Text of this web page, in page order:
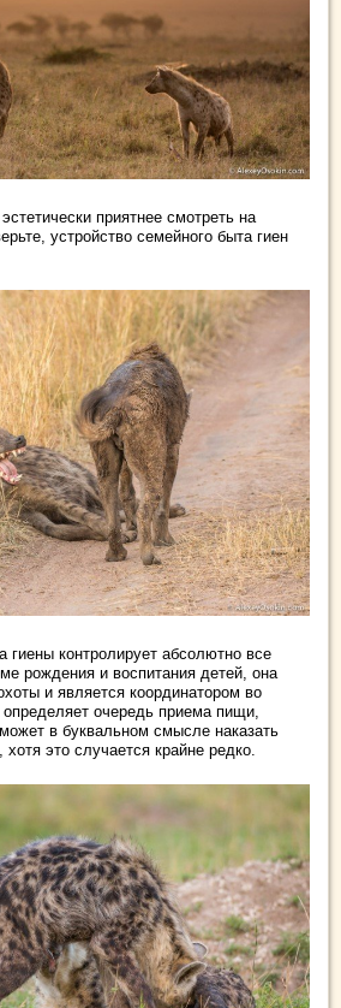
приятнее смотреть на
устройство семейного быта гиен
гиены контролирует абсолютно все
рождения и воспитания детей, она
и является координатором во
очередь приема пищи,
в буквальном смысле наказать
хотя это случается крайне редко.